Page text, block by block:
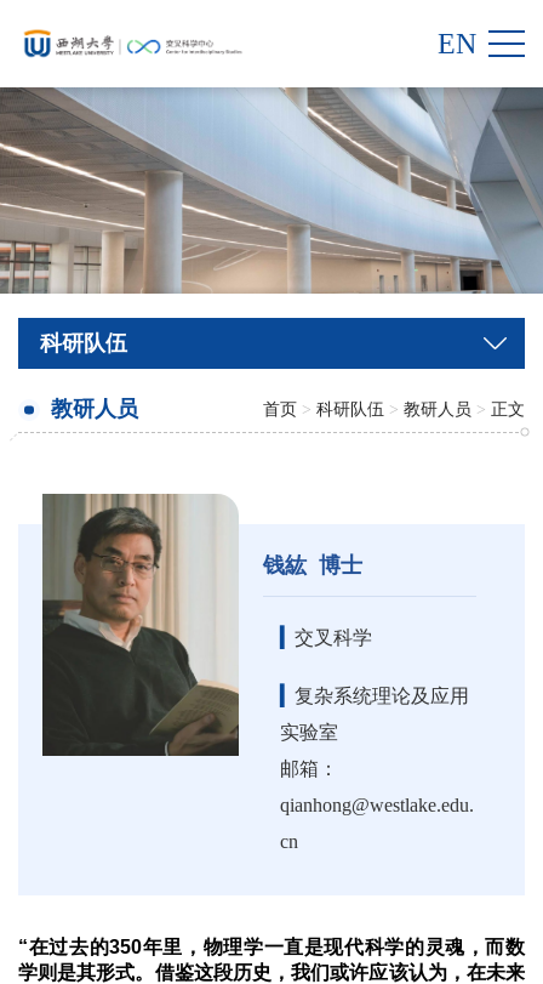
EN
科研队伍
教研人员 首页 > 科研队伍 > 教研人员 > 正文
钱紘 博士
交叉科学
复杂系统理论及应用
实验室
邮箱：
qianhong@westlake.edu.
cn
“在过去的350年里，物理学一直是现代科学的灵魂，而数
学则是其形式。借鉴这段历史，我们或许应该认为，在未来